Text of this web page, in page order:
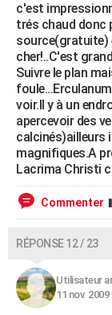
c'est
trés chaud donc
source(gratuite)
cher!..C'est
Suivre le plan
voir.Il y à un
apercevoir des
calcinés)ailleurs
magnifiques.A
Lacrima Christi
Commenter
RÉPONSE 12 / 23
Utilisateur
11 nov. 2009